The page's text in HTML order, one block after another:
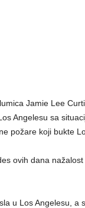
Jamie Lee
Angelesu sa
požare koji bukte
ovih dana
u Los Angelesu, a